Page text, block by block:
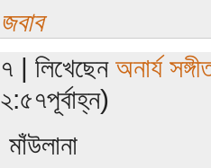
জবাব
৭ | লিখেছেন অনার্য
২:৫৭পূর্বাহ্ন)
মাঁউলানা